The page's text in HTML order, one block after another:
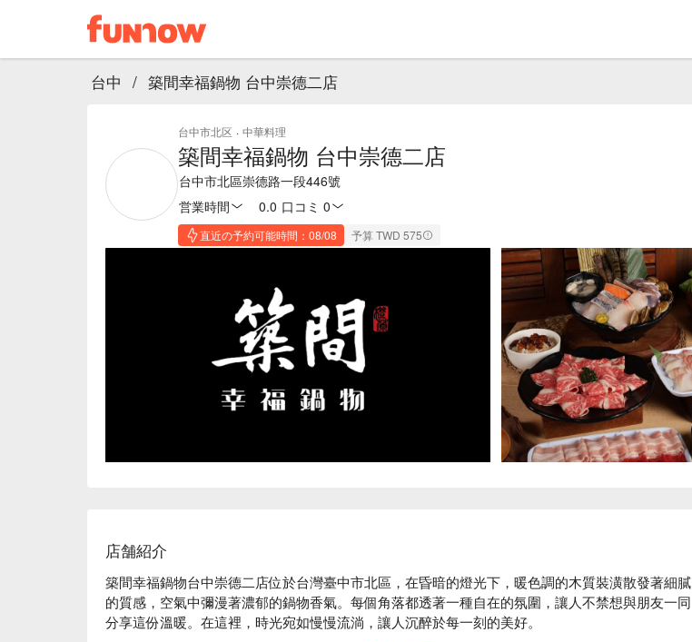
台中 / 築間幸福鍋物 台中崇德二店
台中市北区 · 中華料理
築間幸福鍋物 台中崇德二店
台中市北區崇德路一段446號
営業時間
0.0 口コミ 0
直近の予約可能時間：08/08 予算 TWD 575
店舗紹介
築間幸福鍋物台中崇德二店位於台灣臺中市北區，在昏暗的燈光下，暖色調的木質裝潢散發著細膩
的質感，空氣中彌漫著濃郁的鍋物香氣。每個角落都透著一種自在的氛圍，讓人不禁想與朋友一同
分享這份溫暖。在這裡，時光宛如慢慢流淌，讓人沉醉於每一刻的美好。